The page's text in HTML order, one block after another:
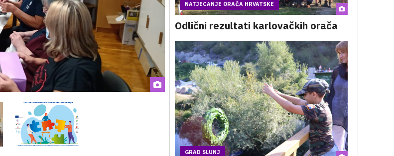
NATJECANJE ORAČA HRVATSKE
Odlični rezultati karlovačkih orača
GRAD SLUNJ